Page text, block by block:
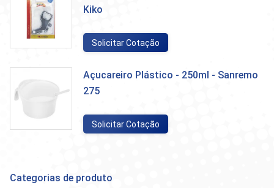
Kiko
Solicitar Cotação
Açucareiro Plástico - 250ml - Sanremo
275
Solicitar Cotação
Categorias de produto